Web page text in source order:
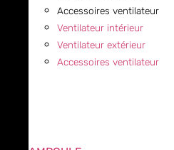
Accessoires ventilateur
Ventilateur intérieur
Ventilateur extérieur
Accessoires ventilateur